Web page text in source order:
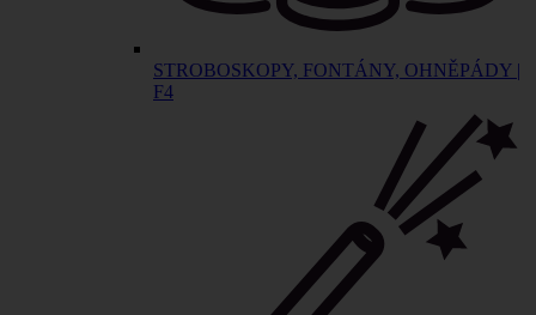
STROBOSKOPY, FONTÁNY, OHNĚPÁDY |
F4